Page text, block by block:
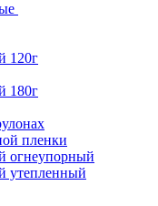
120г
180г
пленки
огнеупорный
утепленный